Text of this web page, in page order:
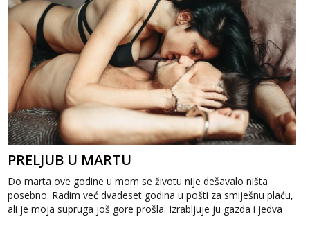
PRELJUB U MARTU
Do marta ove godine u mom se životu nije dešavalo ništa
posebno. Radim već dvadeset godina u pošti za smiješnu plaću,
ali je moja supruga još gore prošla. Izrabljuje ju gazda i jedva